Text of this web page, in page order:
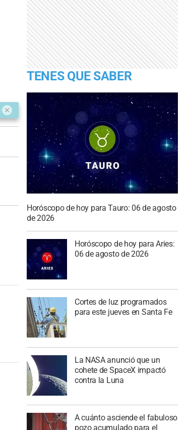
TENES QUE SABER
Horóscopo de hoy para Tauro: 06 de agosto
de 2026
Horóscopo de hoy para Aries:
06 de agosto de 2026
Cortes de luz programados
para este jueves en Santa Fe
La NASA anunció que un
cohete de SpaceX impactó
contra la Luna
A cuánto asciende el fabuloso
pozo acumulado para el